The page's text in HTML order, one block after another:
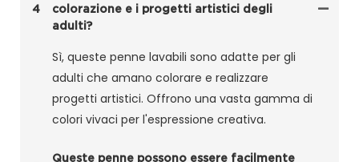
4
colorazione e i progetti artistici degli
adulti?
Sì, queste penne lavabili sono adatte per gli
adulti che amano colorare e realizzare
progetti artistici. Offrono una vasta gamma di
colori vivaci per l'espressione creativa.
Queste penne possono essere facilmente